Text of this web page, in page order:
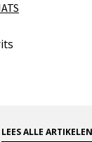
LEES ALLE